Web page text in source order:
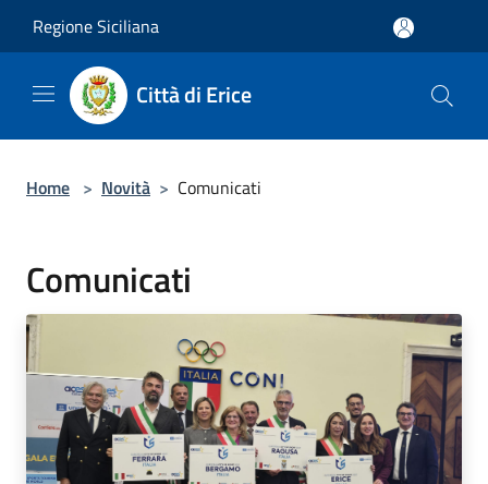
Regione Siciliana
Città di Erice
Home > Novità > Comunicati
Comunicati